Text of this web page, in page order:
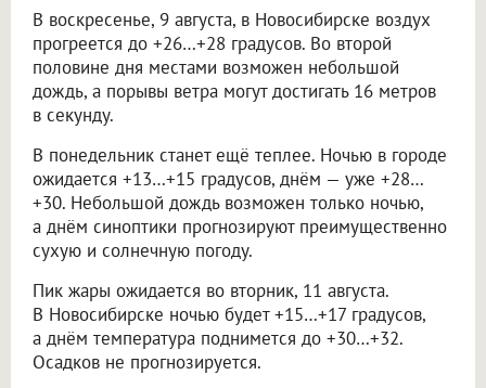
В воскресенье, 9 августа, в Новосибирске воздух
прогреется до +26…+28 градусов. Во второй
половине дня местами возможен небольшой
дождь, а порывы ветра могут достигать 16 метров
в секунду.
В понедельник станет ещё теплее. Ночью в городе
ожидается +13…+15 градусов, днём — уже +28…
+30. Небольшой дождь возможен только ночью,
а днём синоптики прогнозируют преимущественно
сухую и солнечную погоду.
Пик жары ожидается во вторник, 11 августа.
В Новосибирске ночью будет +15…+17 градусов,
а днём температура поднимется до +30…+32.
Осадков не прогнозируется.